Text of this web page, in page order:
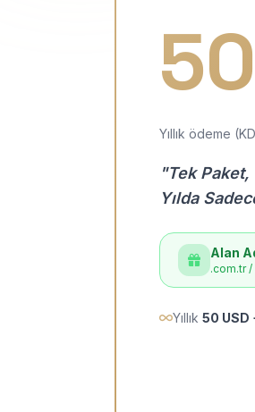
Yıllık ödeme
"Tek
Yılda
Alan
.com.tr /
Yıllık 50 USD